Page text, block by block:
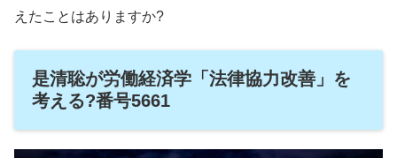
えたことはありますか?
是清聡が労働経済学「法律協力改善」を
考える?番号5661